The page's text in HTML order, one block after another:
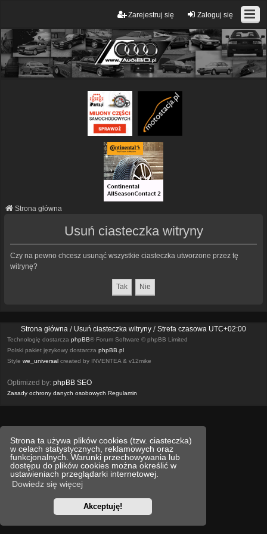
Strona ta używa plików cookies (tzw. ciasteczka)
w celach statystycznych, reklamowych oraz
funkcjonalnych. Warunki przechowywania lub
dostępu do plików cookies można określić w
ustawieniach przeglądarki internetowej.
Dowiedz się więcej
Akceptuję!
Zaloguj się
Zarejestruj się
Strona główna
Usuń ciasteczka witryny
Czy na pewno chcesz usunąć wszystkie ciasteczka utworzone przez tę
witrynę?
Strona główna Usuń ciasteczka witryny Strefa czasowa UTC+02:00
Technologię dostarcza phpBB® Forum Software © phpBB Limited
Polski pakiet językowy dostarcza phpBB.pl
Style we_universal created by INVENTEA & v12mike
Optimized by: phpBB SEO
Zasady ochrony danych osobowych Regulamin